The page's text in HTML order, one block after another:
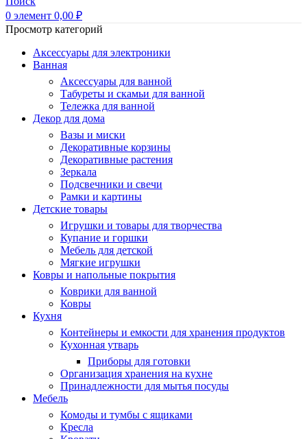
0 элемент 0,00 ₽
Просмотр категорий
Аксессуары для электроники
Ванная
Аксессуары для ванной
Табуреты и скамьи для ванной
Тележка для ванной
Декор для дома
Вазы и миски
Декоративные корзины
Декоративные растения
Зеркала
Подсвечники и свечи
Рамки и картины
Детские товары
Игрушки и товары для творчества
Купание и горшки
Мебель для детской
Мягкие игрушки
Ковры и напольные покрытия
Коврики для ванной
Ковры
Кухня
Контейнеры и емкости для хранения продуктов
Кухонная утварь
Приборы для готовки
Организация хранения на кухне
Принадлежности для мытья посуды
Мебель
Комоды и тумбы с ящиками
Кресла